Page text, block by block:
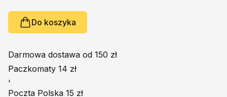
Do koszyka
Darmowa dostawa od 150 zł
Paczkomaty 14 zł
'
Poczta Polska 15 zł